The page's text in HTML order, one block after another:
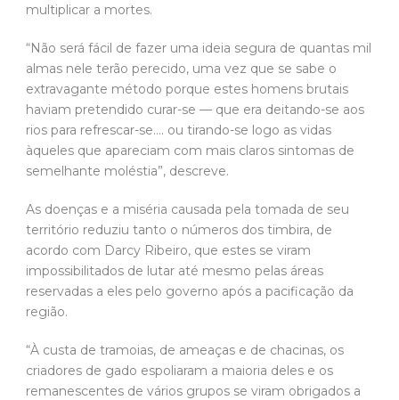
multiplicar a mortes.
“Não será fácil de fazer uma ideia segura de quantas mil
almas nele terão perecido, uma vez que se sabe o
extravagante método porque estes homens brutais
haviam pretendido curar-se — que era deitando-se aos
rios para refrescar-se…. ou tirando-se logo as vidas
àqueles que apareciam com mais claros sintomas de
semelhante moléstia”, descreve.
As doenças e a miséria causada pela tomada de seu
território reduziu tanto o números dos timbira, de
acordo com Darcy Ribeiro, que estes se viram
impossibilitados de lutar até mesmo pelas áreas
reservadas a eles pelo governo após a pacificação da
região.
“À custa de tramoias, de ameaças e de chacinas, os
criadores de gado espoliaram a maioria deles e os
remanescentes de vários grupos se viram obrigados a